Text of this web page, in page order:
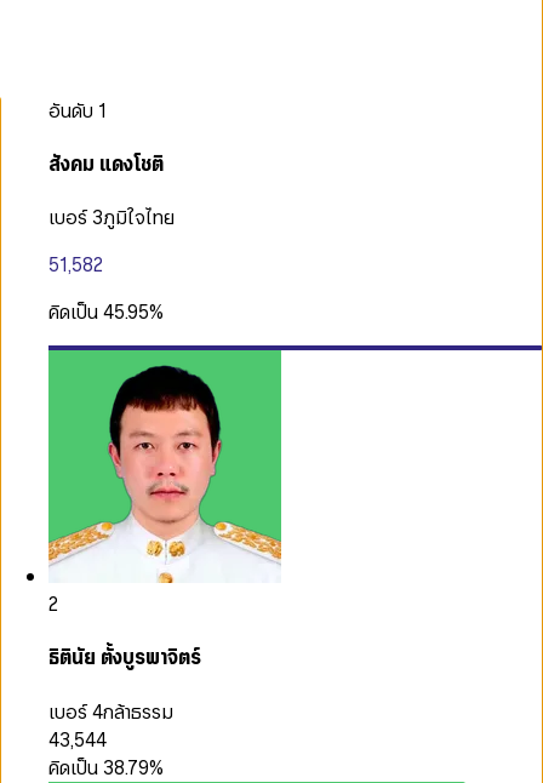
อันดับ 1
สังคม แดงโชติ
เบอร์ 3ภูมิใจไทย
51,582
คิดเป็น45.95%
2
ธิตินัย ตั้งบูรพาจิตร์
เบอร์ 4กล้าธรรม
43,544
คิดเป็น 38.79%